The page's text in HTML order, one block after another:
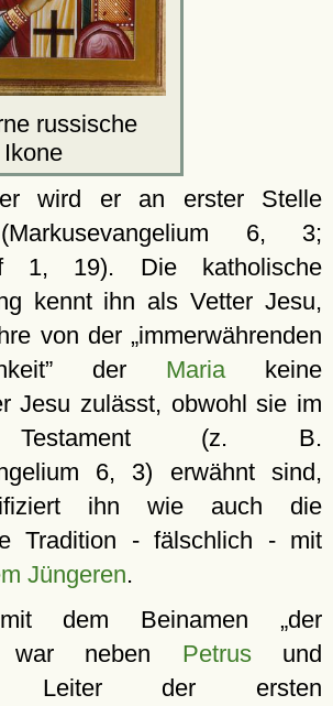
russische
Ikone
wird er an erster Stelle
6, 3;
1, 19). Die katholische
kennt ihn als Vetter Jesu,
von der
immerwährenden
der Mariakeine
Jesu zulässt, obwohl sie im
Testament (z. B.
6, 3) erwähnt sind,
ihn wie auch die
Tradition - fälschlich - mit
Jüngeren.
dem Beinamen
der
neben Petrusund
der ersten